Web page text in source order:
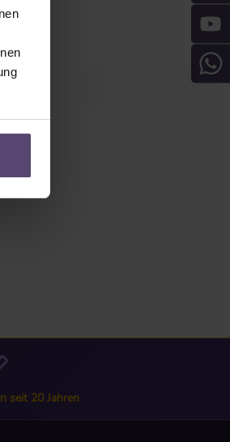
seit 20 Jahren